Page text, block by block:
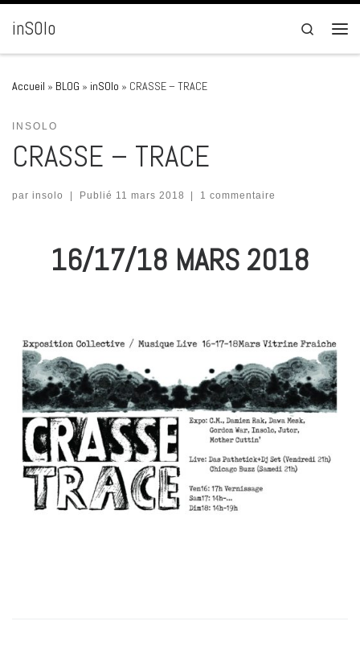
Passer au contenu
inSOlo
Search
Accueil » BLOG » inSOlo » CRASSE – TRACE
INSOLO
CRASSE – TRACE
par insolo | Publié 11 mars 2018 | 1 commentaire
16/17/18 MARS 2018